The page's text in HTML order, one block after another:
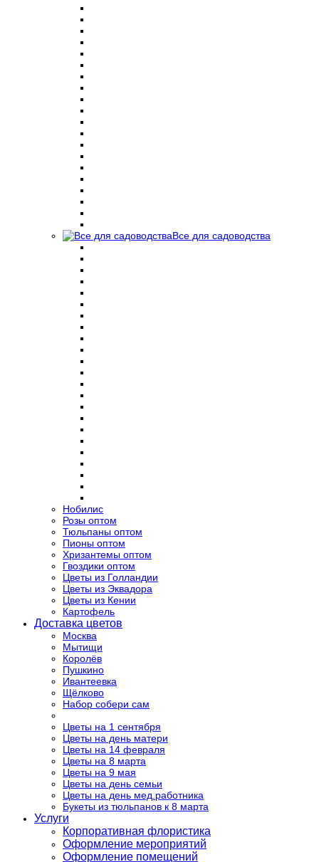
Все для садоводства
Нобилис
Розы оптом
Тюльпаны оптом
Пионы оптом
Хризантемы оптом
Гвоздики оптом
Цветы из Голландии
Цветы из Эквадора
Цветы из Кении
Картофель
Доставка цветов
Москва
Мытищи
Королёв
Пушкино
Ивантеевка
Щёлково
Набор собери сам
Цветы на 1 сентября
Цветы на день матери
Цветы на 14 февраля
Цветы на 8 марта
Цветы на 9 мая
Цветы на день семьи
Цветы на день мед.работника
Букеты из тюльпанов к 8 марта
Услуги
Корпоративная флористика
Оформление мероприятий
Оформление помещений